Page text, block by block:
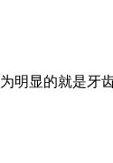
明显的就是牙